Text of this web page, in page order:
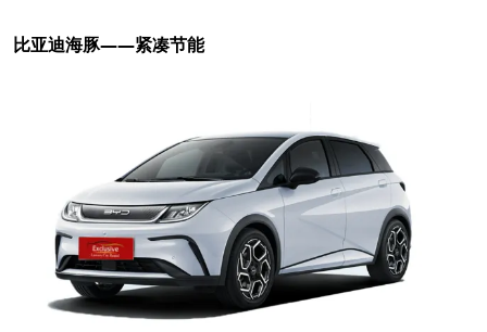
比亚迪海豚——紧凑节能